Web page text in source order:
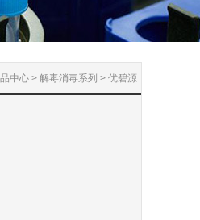
中心 > 解毒消毒系列 > 优碧源